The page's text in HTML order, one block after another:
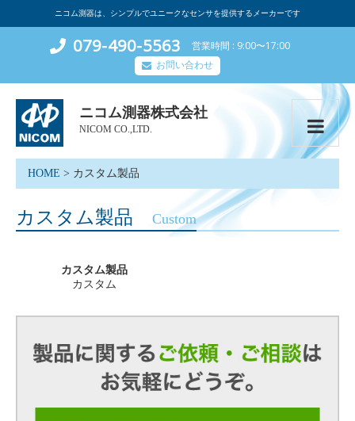
ニコム測器は、シンプルでユニークなセンサを提供するメーカーです
079-490-5563 営業時間 9:00〜17:00
お問い合わせ
ニコム測器株式会社
NICOM CO.,LTD.
HOME > カスタム製品
カスタム製品 Custom
カスタム製品
カスタム